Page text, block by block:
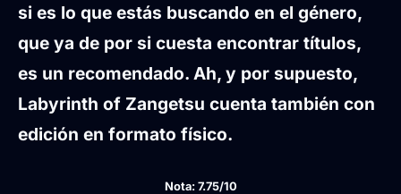
si es lo que estás buscando en el género,
que ya de por si cuesta encontrar títulos,
es un recomendado. Ah, y por supuesto,
Labyrinth of Zangetsu cuenta también con
edición en formato físico.
Nota: 7.75/10